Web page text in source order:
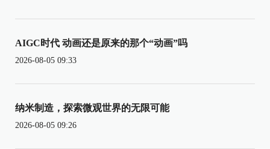
AIGC时代 动画还是原来的那个“动画”吗
2026-08-05 09:33
纳米制造，探索微观世界的无限可能
2026-08-05 09:26